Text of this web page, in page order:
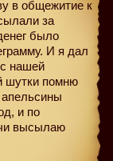
в общежитие к
за
было
И я дал
нашей
шутки помню
апельсины
и по
высылаю